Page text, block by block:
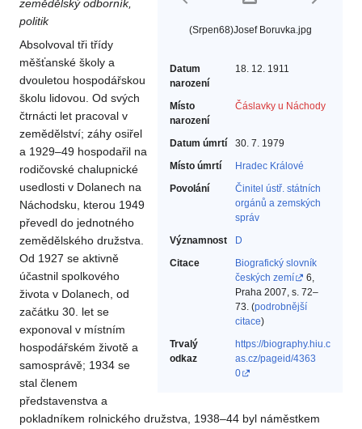
(Srpen68)Josef Boruvka.jpg
Datum
narození
18. 12. 1911
Místo
narození
Čáslavky u Náchody
Datum úmrtí
30. 7. 1979
Místo úmrtí
Hradec Králové
Povolání
Činitel ústř. státních
orgánů a zemských
správ‎
Významnost
D
Citace
Biografický slovník
českých zemí
6,
Praha 2007, s. 72–
73. (podrobnější
citace)
Trvalý
odkaz
https://biography.hiu.c
as.cz/pageid/4363
0
zemědělský odborník,
politik
Absolvoval tři třídy
měšťanské školy a
dvouletou hospodářskou
školu lidovou. Od svých
čtrnácti let pracoval v
zemědělství; záhy osiřel
a 1929–49 hospodařil na
rodičovské chalupnické
usedlosti v Dolanech na
Náchodsku, kterou 1949
převedl do jednotného
zemědělského družstva.
Od 1927 se aktivně
účastnil spolkového
života v Dolanech, od
začátku 30. let se
exponoval v místním
hospodářském životě a
samosprávě; 1934 se
stal členem
představenstva a
pokladníkem rolnického družstva, 1938–44 byl náměstkem